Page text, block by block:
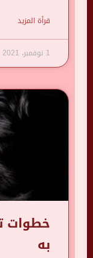
قرأة المزيد
1 نوفمبر، 2021
خطوات
به